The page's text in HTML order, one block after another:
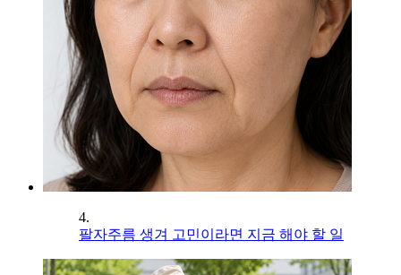
4.
팔자주름 생겨 고민이라면 지금 해야 할 일